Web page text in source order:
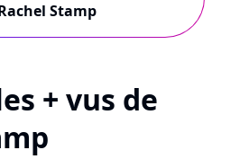
Stamp
+ vus de